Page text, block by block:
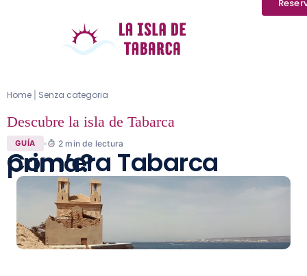
Home Senza categoria
Descubre la isla de Tabarca
GUÍA 2 min de lectura
Com’era Tabarca prima?